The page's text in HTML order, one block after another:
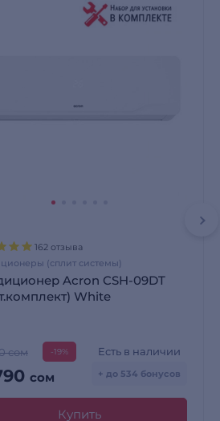
162 отзыва
(сплит системы)
Acron CSH-09DT
White
сом -19%
сом
Есть в наличии
+ до 534 бонусов
Купить